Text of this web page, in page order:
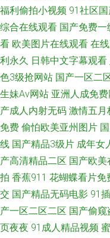
成人又大又黄免费 九九一AV
妻看篇 97青娱乐大香蕉 日韩
花 最新AV站 a片另类首页 成
97日本 WWW你懂的av 成人
伦 欧美另类丝袜自拍 亚洲AV
线观看 黄色的网站 污视频在
院 亚洲自拍小说网 91蜜臀不
久 欧美精片91tv 人妖麻豆视
福利偷拍小视频 91社区
综合在线观看 国产免费一
看 欧美图片在线观看 在
利永久 日韩中文字幕观看
色3级抢网站 国产一区二
生妹Av网站 亚洲人成免
产成人内射无码 激情五月
免费 偷怕欧美亚州图片
线 国产精品3级片 成年女
产高清精品二区 国产欧美
拍 香蕉911 花蝴蝶看片免
交 国产精品无码电影 91
产一区二区二区 国产偷窥
页夜夜 91成人精品视频